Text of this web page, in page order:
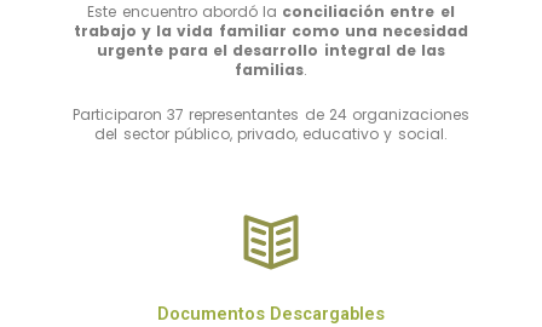
Este encuentro abordó la conciliación entre el
trabajo y la vida familiar como una necesidad
urgente para el desarrollo integral de las
familias.
Participaron 37 representantes de 24 organizaciones
del sector público, privado, educativo y social.
Documentos Descargables